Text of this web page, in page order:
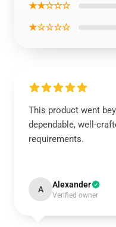
★★☆☆☆
★☆☆☆☆
This product went
dependable, well-
requirements.
A Alexander
Verified owner